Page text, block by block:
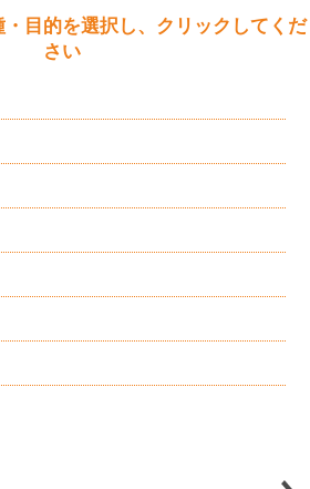
目的を選択し、クリックしてくだ
さい